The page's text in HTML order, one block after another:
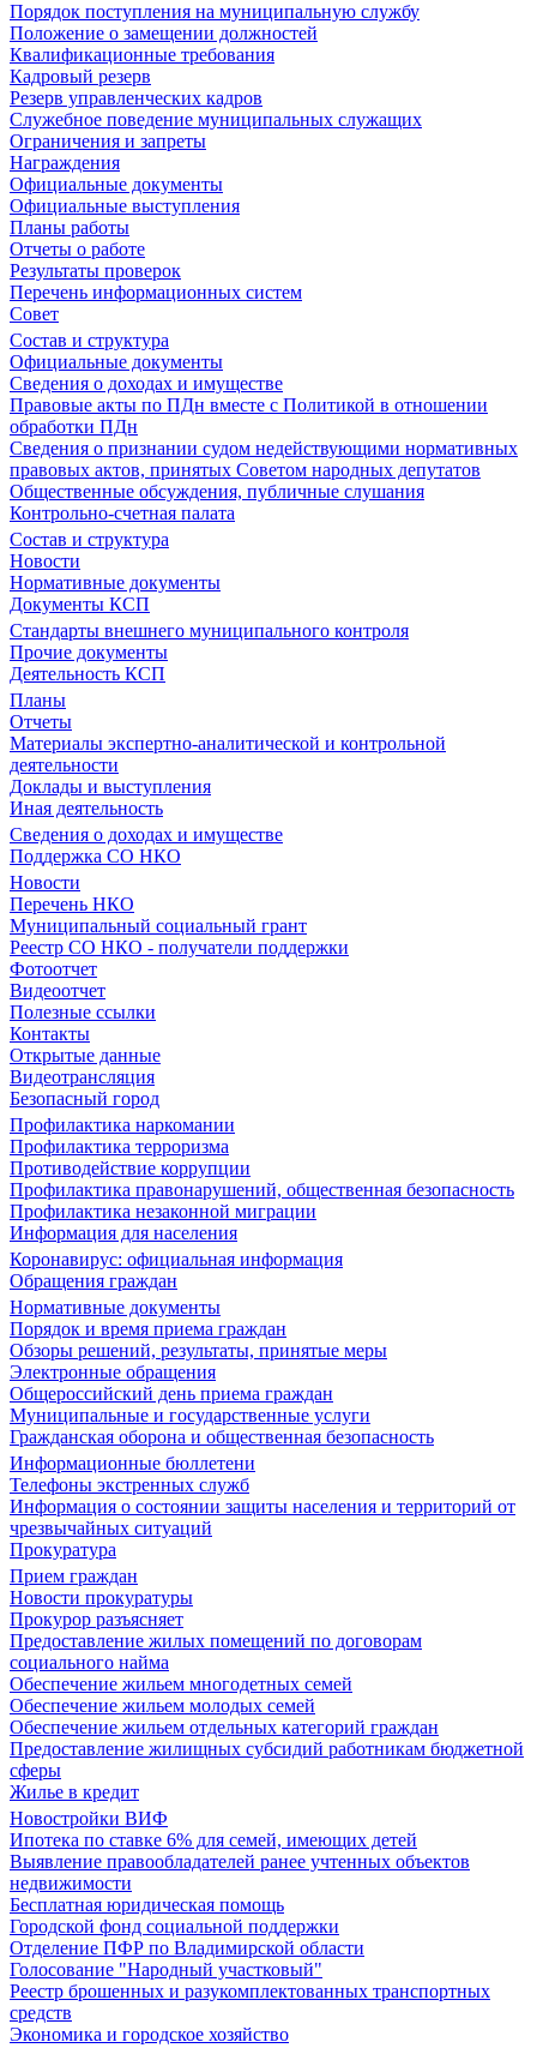
Порядок поступления на муниципальную службу
Положение о замещении должностей
Квалификационные требования
Кадровый резерв
Резерв управленческих кадров
Служебное поведение муниципальных служащих
Ограничения и запреты
Награждения
Официальные документы
Официальные выступления
Планы работы
Отчеты о работе
Результаты проверок
Перечень информационных систем
Совет
Состав и структура
Официальные документы
Сведения о доходах и имуществе
Правовые акты по ПДн вместе с Политикой в отношении
обработки ПДн
Сведения о признании судом недействующими нормативных
правовых актов, принятых Советом народных депутатов
Общественные обсуждения, публичные слушания
Контрольно-счетная палата
Состав и структура
Новости
Нормативные документы
Документы КСП
Стандарты внешнего муниципального контроля
Прочие документы
Деятельность КСП
Планы
Отчеты
Материалы экспертно-аналитической и контрольной
деятельности
Доклады и выступления
Иная деятельность
Сведения о доходах и имуществе
Поддержка СО НКО
Новости
Перечень НКО
Муниципальный социальный грант
Реестр СО НКО - получатели поддержки
Фотоотчет
Видеоотчет
Полезные ссылки
Контакты
Открытые данные
Видеотрансляция
Безопасный город
Профилактика наркомании
Профилактика терроризма
Противодействие коррупции
Профилактика правонарушений, общественная безопасность
Профилактика незаконной миграции
Информация для населения
Коронавирус: официальная информация
Обращения граждан
Нормативные документы
Порядок и время приема граждан
Обзоры решений, результаты, принятые меры
Электронные обращения
Общероссийский день приема граждан
Муниципальные и государственные услуги
Гражданская оборона и общественная безопасность
Информационные бюллетени
Телефоны экстренных служб
Информация о состоянии защиты населения и территорий от
чрезвычайных ситуаций
Прокуратура
Прием граждан
Новости прокуратуры
Прокурор разъясняет
Предоставление жилых помещений по договорам
социального найма
Обеспечение жильем многодетных семей
Обеспечение жильем молодых семей
Обеспечение жильем отдельных категорий граждан
Предоставление жилищных субсидий работникам бюджетной
сферы
Жилье в кредит
Новостройки ВИФ
Ипотека по ставке 6% для семей, имеющих детей
Выявление правообладателей ранее учтенных объектов
недвижимости
Бесплатная юридическая помощь
Городской фонд социальной поддержки
Отделение ПФР по Владимирской области
Голосование "Народный участковый"
Реестр брошенных и разукомплектованных транспортных
средств
Экономика и городское хозяйство